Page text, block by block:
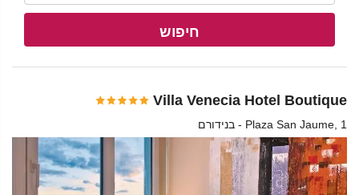
חיפוש
Villa Venecia Hotel Boutique
Plaza San Jaume, 1 - בנידורם